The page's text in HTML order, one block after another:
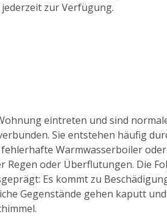
zur Verfügung.
eintreten und sind
Sie entstehen häufig
Warmwasserboiler
Regen oder Überflutungen. Die
Es kommt zu
Gegenstände gehen kaputt